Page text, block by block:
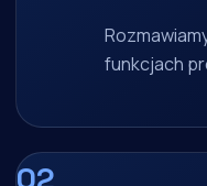
funkcjach